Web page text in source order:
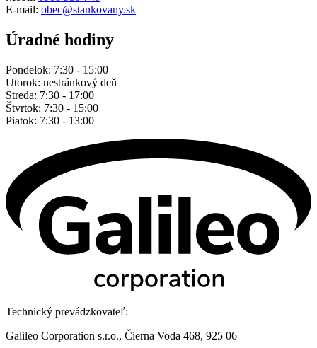
E-mail: obec@stankovany.sk
Úradné hodiny
Pondelok: 7:30 - 15:00
Utorok: nestránkový deň
Streda: 7:30 - 17:00
Štvrtok: 7:30 - 15:00
Piatok: 7:30 - 13:00
Technický prevádzkovateľ:
Galileo Corporation s.r.o., Čierna Voda 468, 925 06